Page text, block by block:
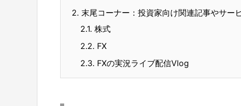
2. 末尾コーナー：投資家向け関連記事やサー
2.1. 株式
2.2. FX
2.3. FXの実況ライブ配信Vlog